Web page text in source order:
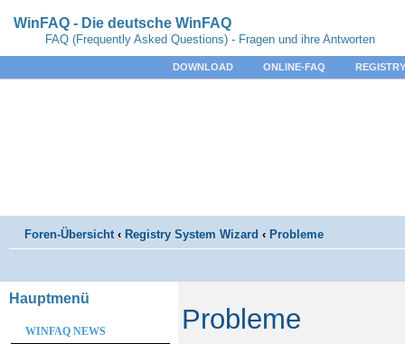
WinFAQ - Die deutsche WinFAQ
FAQ (Frequently Asked Questions) - Fragen und ihre Antworten
DOWNLOAD ONLINE-FAQ
Foren-Übersicht ‹ Registry System Wizard ‹ Probleme
Probleme
Hauptmenü
WINFAQ NEWS